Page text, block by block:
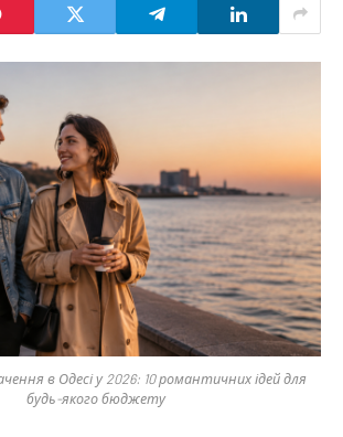
в Одесі у 2026: 10 романтичних ідей для
будь-якого бюджету